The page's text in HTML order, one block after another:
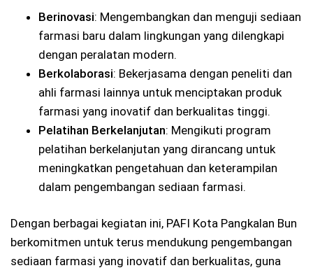
Berinovasi: Mengembangkan dan menguji sediaan
farmasi baru dalam lingkungan yang dilengkapi
dengan peralatan modern.
Berkolaborasi: Bekerjasama dengan peneliti dan
ahli farmasi lainnya untuk menciptakan produk
farmasi yang inovatif dan berkualitas tinggi.
Pelatihan Berkelanjutan: Mengikuti program
pelatihan berkelanjutan yang dirancang untuk
meningkatkan pengetahuan dan keterampilan
dalam pengembangan sediaan farmasi.
Dengan berbagai kegiatan ini, PAFI Kota Pangkalan Bun
berkomitmen untuk terus mendukung pengembangan
sediaan farmasi yang inovatif dan berkualitas, guna